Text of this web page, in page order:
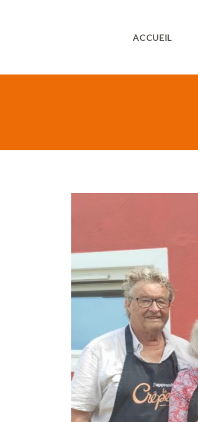
ACCUEIL